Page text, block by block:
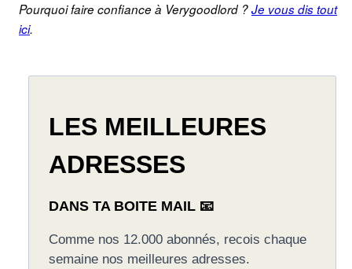
Pourquoi faire confiance à Verygoodlord ?Je vous dis tout
ici.
LES MEILLEURES
ADRESSES
DANS TA BOITE MAIL 📧
Comme nos 12.000 abonnés, recois chaque
semaine nos meilleures adresses.